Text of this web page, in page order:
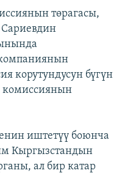
төрагасы,
корутундусун бүгүн
комиссиянын
иштетүү боюнча
Кыргызстандын
ал бир катар